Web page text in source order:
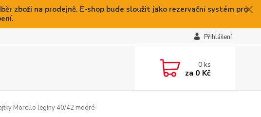
zboží na prodejně. E-shop bude sloužit jako rezervační systém pro
Přihlášení
0ks
za 0 Kč
Morello legíny 40/42 modré